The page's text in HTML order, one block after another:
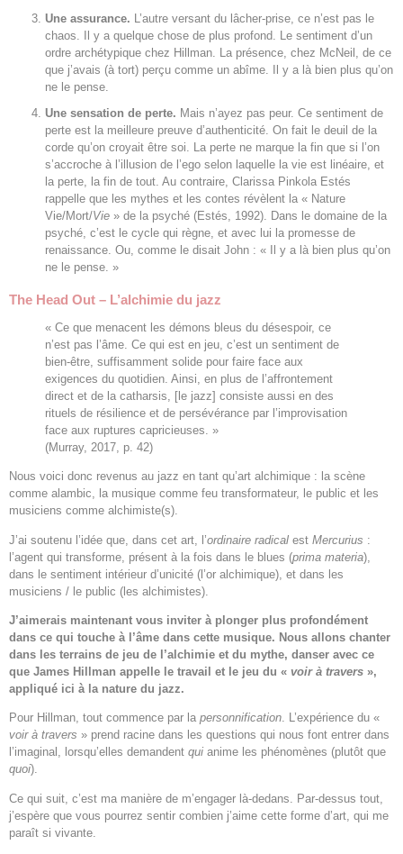
Une assurance. L’autre versant du lâcher-prise, ce n’est pas le
chaos. Il y a quelque chose de plus profond. Le sentiment d’un
ordre archétypique chez Hillman. La présence, chez McNeil, de ce
que j’avais (à tort) perçu comme un abîme. Il y a là bien plus qu’on
ne le pense.
Une sensation de perte. Mais n’ayez pas peur. Ce sentiment de
perte est la meilleure preuve d’authenticité. On fait le deuil de la
corde qu’on croyait être soi. La perte ne marque la fin que si l’on
s’accroche à l’illusion de l’ego selon laquelle la vie est linéaire, et
la perte, la fin de tout. Au contraire, Clarissa Pinkola Estés
rappelle que les mythes et les contes révèlent la « Nature
Vie/Mort/Vie » de la psyché (Estés, 1992). Dans le domaine de la
psyché, c’est le cycle qui règne, et avec lui la promesse de
renaissance. Ou, comme le disait John : « Il y a là bien plus qu’on
ne le pense. »
The Head Out – L’alchimie du jazz
« Ce que menacent les démons bleus du désespoir, ce
n’est pas l’âme. Ce qui est en jeu, c’est un sentiment de
bien-être, suffisamment solide pour faire face aux
exigences du quotidien. Ainsi, en plus de l’affrontement
direct et de la catharsis, [le jazz] consiste aussi en des
rituels de résilience et de persévérance par l’improvisation
face aux ruptures capricieuses. »
(Murray, 2017, p. 42)
Nous voici donc revenus au jazz en tant qu’art alchimique : la scène
comme alambic, la musique comme feu transformateur, le public et les
musiciens comme alchimiste(s).
J’ai soutenu l’idée que, dans cet art, l’ordinaire radical est Mercurius :
l’agent qui transforme, présent à la fois dans le blues (prima materia),
dans le sentiment intérieur d’unicité (l’or alchimique), et dans les
musiciens / le public (les alchimistes).
J’aimerais maintenant vous inviter à plonger plus profondément
dans ce qui touche à l’âme dans cette musique. Nous allons chanter
dans les terrains de jeu de l’alchimie et du mythe, danser avec ce
que James Hillman appelle le travail et le jeu du « voir à travers »,
appliqué ici à la nature du jazz.
Pour Hillman, tout commence par la personnification. L’expérience du «
voir à travers » prend racine dans les questions qui nous font entrer dans
l’imaginal, lorsqu’elles demandent qui anime les phénomènes (plutôt que
quoi).
Ce qui suit, c’est ma manière de m’engager là-dedans. Par-dessus tout,
j’espère que vous pourrez sentir combien j’aime cette forme d’art, qui me
paraît si vivante.